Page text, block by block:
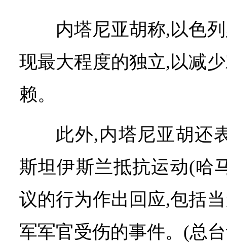
内塔尼亚胡称,以色
现最大程度的独立,以减
赖。
此外,内塔尼亚胡还
斯坦伊斯兰抵抗运动(哈
议的行为作出回应,包括
军军官受伤的事件。(总